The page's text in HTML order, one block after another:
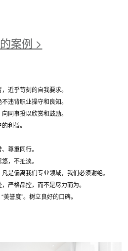
案例 >
近乎苛刻的自我要求。
违背职业操守和良知。
同事投以欣赏和鼓励。
利益。
尊重同行。
，不扯淡。
是偏离我们专业领域，我们必须谢绝。
严格品控，而不是尽力而为。
誉度”。树立良好的口碑。